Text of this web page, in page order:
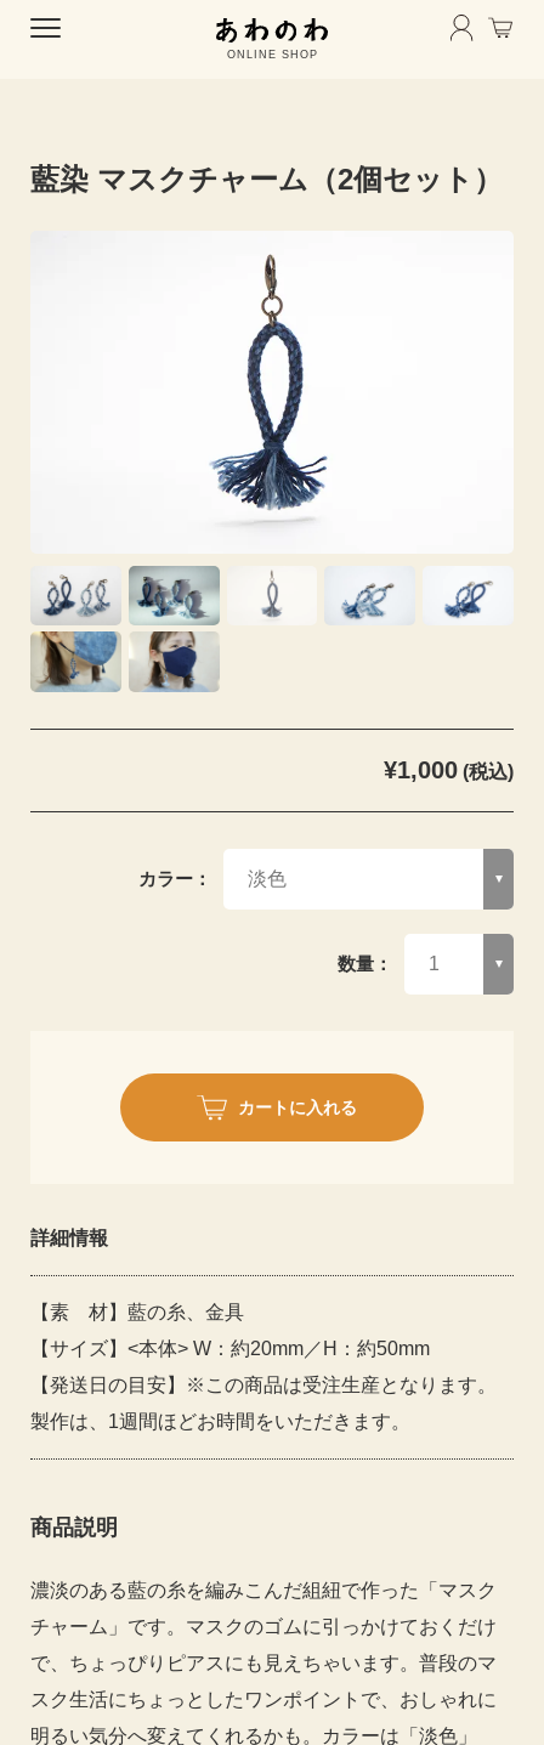
ONLINE SHOP
藍染 マスクチャーム（2個セット）
¥1,000 (税込)
カラー：
数量：
カートに入れる
詳細情報
【素 材】藍の糸、金具
【サイズ】<本体> W：約20mm／H：約50mm
【発送日の目安】※この商品は受注生産となります。
製作は、1週間ほどお時間をいただきます。
商品説明
濃淡のある藍の糸を編みこんだ組紐で作った「マスク
チャーム」です。マスクのゴムに引っかけておくだけ
で、ちょっぴりピアスにも見えちゃいます。普段のマ
スク生活にちょっとしたワンポイントで、おしゃれに
明るい気分へ変えてくれるかも。カラーは「淡色」